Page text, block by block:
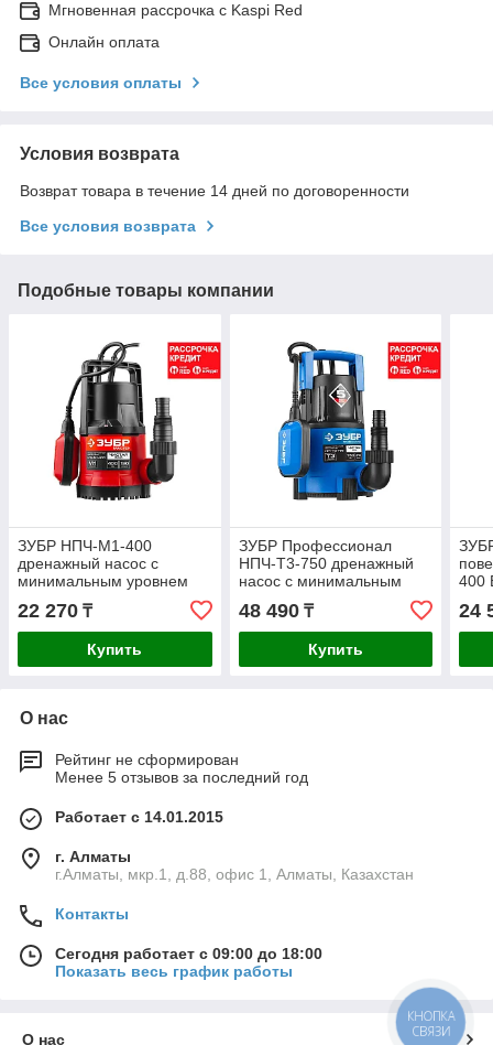
Мгновенная рассрочка с Kaspi Red
Онлайн оплата
Все условия оплаты
Условия возврата
Возврат товара в течение 14 дней по договоренности
Все условия возврата
Подобные товары компании
ЗУБР НПЧ-М1-400
дренажный насос с
минимальным уровнем
откачки, 400 Вт (НПЧ-М1-
400)
22 270 ₸
Купить
ЗУБР Профессионал
НПЧ-Т3-750 дренажный
насос с минимальным
уровнем откачки, 750 Вт
(НПЧ-Т3-750)
48 490₸
Купить
400
24
О нас
Рейтинг не сформирован
Менее 5 отзывов за последний год
Работает с 14.01.2015
г. Алматы
г.Алматы, мкр.1, д.88, офис 1, Алматы, Казахстан
Контакты
Сегодня работает с 09:00 до 18:00
Показать весь график работы
О нас
КНОПКА
СВЯЗИ